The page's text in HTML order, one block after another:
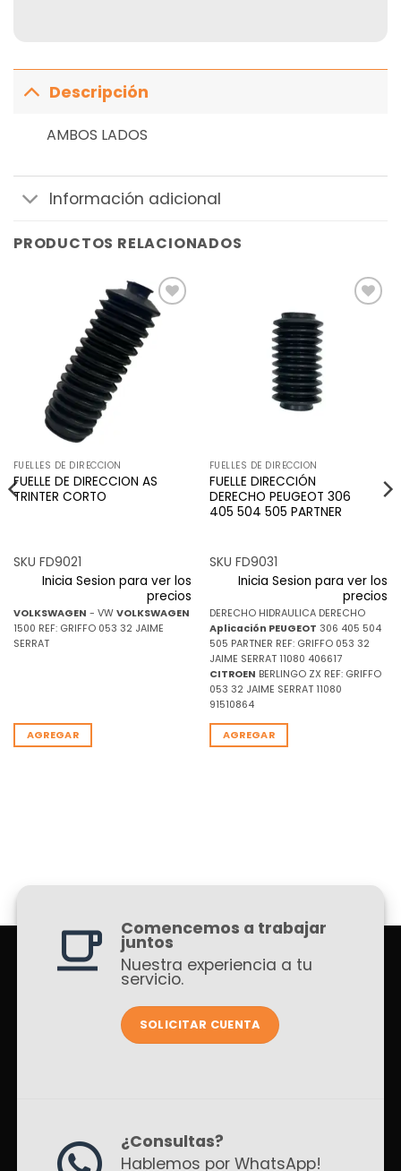
Descripción
AMBOS LADOS
Información adicional
PRODUCTOS RELACIONADOS
Añadir
a la
lista de
FUELLES DE DIRECCION
FUELLE DE DIRECCION AS
TRINTER CORTO
SKU FD9021
Inicia Sesion para ver los
precios
VOLKSWAGEN - VW VOLKSWAGEN
1500 REF: GRIFFO 053 32 JAIME
SERRAT
AGREGAR
FUELLES DE DIRECCION
FUELLE DIRECCIÓN
DERECHO PEUGEOT 306
405 504 505 PARTNER
SKU FD9031
Inicia Sesion para ver los
precios
DERECHO HIDRAULICA DERECHO
Aplicación PEUGEOT 306 405 504
505 PARTNER REF: GRIFFO 053 32
JAIME SERRAT 11080 406617
CITROEN BERLINGO ZX REF: GRIFFO
053 32 JAIME SERRAT 11080
91510864
AGREGAR
Comencemos a trabajar
juntos
Nuestra experiencia a tu
servicio.
SOLICITAR CUENTA
¿Consultas?
Hablemos por WhatsApp!